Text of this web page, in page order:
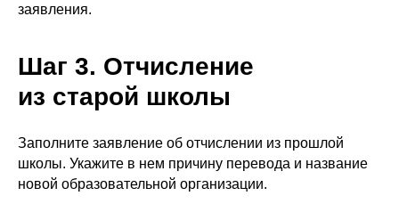
заявления.
Шаг 3. Отчисление
из старой школы
Заполните заявление об отчислении из прошлой
школы. Укажите в нем причину перевода и название
новой образовательной организации.